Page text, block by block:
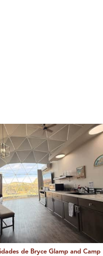
de Bryce Glamp and Camp